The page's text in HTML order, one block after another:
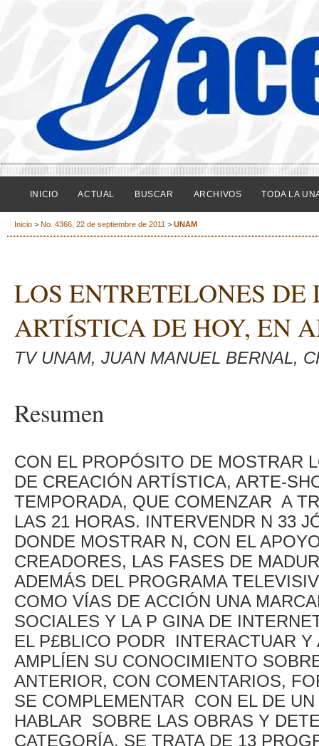
INICIO ACTUAL BUSCAR ARCHIVOS TODA LA
Inicio > No. 4366, 22 de septiembre de 2011 > UNAM
LOS ENTRETELONES
ARTÍSTICA DE HOY, EN
TV UNAM, JUAN MANUEL BERNAL,
Resumen
CON EL PROPÓSITO DE MOSTRAR
DE CREACIÓN ARTÍSTICA, ARTE-
TEMPORADA, QUE COMENZAR A
LAS 21 HORAS. INTERVENDR N 33
DONDE MOSTRAR N, CON EL
CREADORES, LAS FASES DE
ADEMÁS DEL PROGRAMA
COMO VÍAS DE ACCIÓN UNA
SOCIALES Y LA P GINA DE
EL P£BLICO PODR INTERACTUAR
AMPLÍEN SU CONOCIMIENTO
ANTERIOR, CON COMENTARIOS,
SE COMPLEMENTAR CON EL DE
HABLAR SOBRE LAS OBRAS Y
CATEGORÍA. SE TRATA DE 13